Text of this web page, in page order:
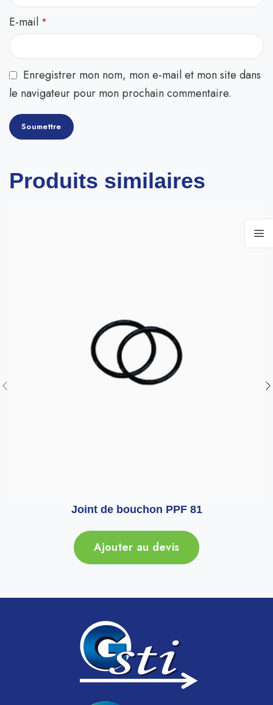
E-mail *
Enregistrer mon nom, mon e-mail et mon site dans
le navigateur pour mon prochain commentaire.
Produits similaires
Joint de bouchon PPF 81
Ajouter au devis